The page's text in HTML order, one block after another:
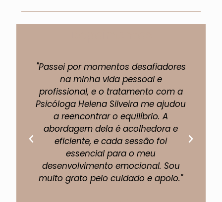
"Passei por momentos desafiadores
na minha vida pessoal e
profissional, e o tratamento com a
Psicóloga Helena Silveira me ajudou
a reencontrar o equilíbrio. A
abordagem dela é acolhedora e
eficiente, e cada sessão foi
essencial para o meu
desenvolvimento emocional. Sou
muito grato pelo cuidado e apoio."